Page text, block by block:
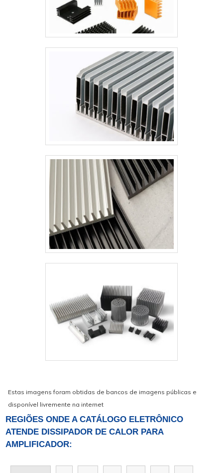
Estas imagens foram obtidas de bancos de imagens públicas e
disponível livremente na internet
REGIÕES ONDE A CATÁLOGO ELETRÔNICO
ATENDE DISSIPADOR DE CALOR PARA
AMPLIFICADOR: